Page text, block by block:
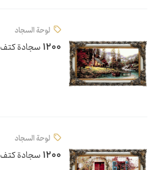
لوحة السجاد
1200 سجادة كتف كود 1200-02
لوحة السجاد
1200 سجادة كتف كود 1200-06